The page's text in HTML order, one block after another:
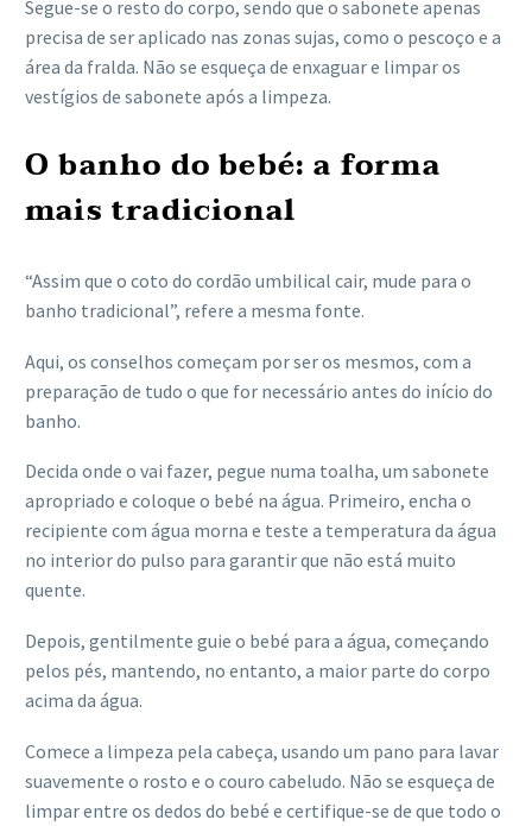
Segue-se o resto do corpo, sendo que o sabonete apenas
precisa de ser aplicado nas zonas sujas, como o pescoço e a
área da fralda. Não se esqueça de enxaguar e limpar os
vestígios de sabonete após a limpeza.
O banho do bebé: a forma
mais tradicional
“Assim que o coto do cordão umbilical cair, mude para o
banho tradicional”, refere a mesma fonte.
Aqui, os conselhos começam por ser os mesmos, com a
preparação de tudo o que for necessário antes do início do
banho.
Decida onde o vai fazer, pegue numa toalha, um sabonete
apropriado e coloque o bebé na água. Primeiro, encha o
recipiente com água morna e teste a temperatura da água
no interior do pulso para garantir que não está muito
quente.
Depois, gentilmente guie o bebé para a água, começando
pelos pés, mantendo, no entanto, a maior parte do corpo
acima da água.
Comece a limpeza pela cabeça, usando um pano para lavar
suavemente o rosto e o couro cabeludo. Não se esqueça de
limpar entre os dedos do bebé e certifique-se de que todo o